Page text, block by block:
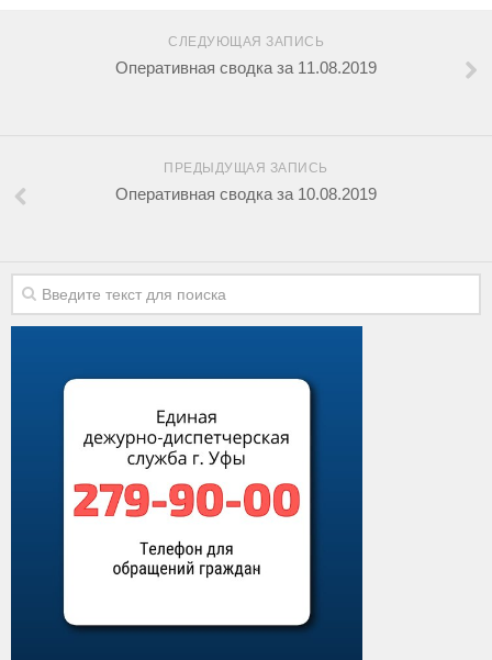
СЛЕДУЮЩАЯ ЗАПИСЬ
Оперативная сводка за 11.08.2019
ПРЕДЫДУЩАЯ ЗАПИСЬ
Оперативная сводка за 10.08.2019